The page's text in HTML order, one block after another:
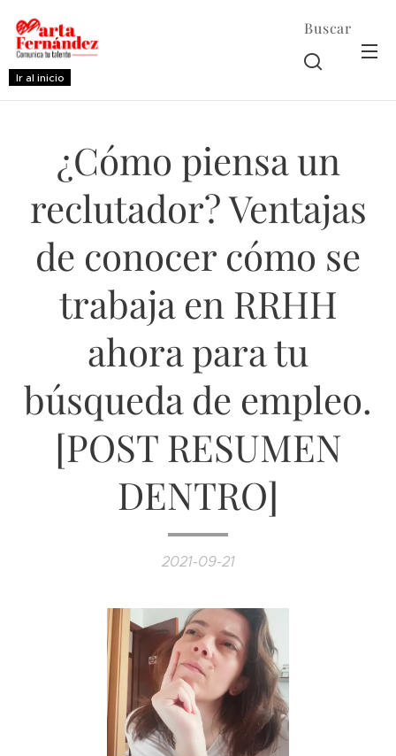
Ir al inicio
Buscar
¿Cómo piensa un
reclutador? Ventajas
de conocer cómo se
trabaja en RRHH
ahora para tu
búsqueda de empleo.
[POST RESUMEN
DENTRO]
2021-09-21